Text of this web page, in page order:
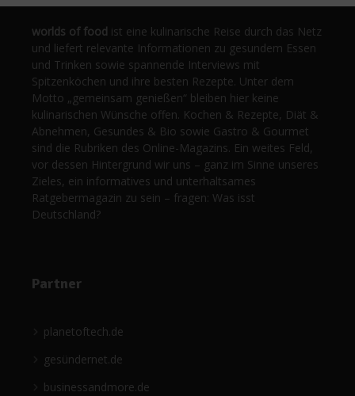
worlds of food ist eine kulinarische Reise durch das Netz
und liefert relevante Informationen zu gesundem Essen
und Trinken sowie spannende Interviews mit
Spitzenköchen und ihre besten Rezepte. Unter dem
Motto „gemeinsam genießen“ bleiben hier keine
kulinarischen Wünsche offen. Kochen & Rezepte, Diät &
Abnehmen, Gesundes & Bio sowie Gastro & Gourmet
sind die Rubriken des Online-Magazins. Ein weites Feld,
vor dessen Hintergrund wir uns – ganz im Sinne unseres
Zieles, ein informatives und unterhaltsames
Ratgebermagazin zu sein – fragen: Was isst
Deutschland?
Partner
planetoftech.de
gesündernet.de
businessandmore.de